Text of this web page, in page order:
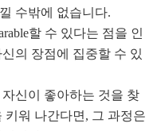
수밖에 없습니다.
할 수 있다는 점을 인
의 장점에 집중할 수 있
자신이 좋아하는 것을 찾
키워 나간다면 , 그 과정은